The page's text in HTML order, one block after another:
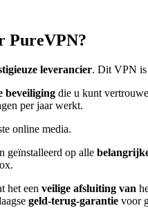
PureVPN?
leverancier. Dit VPN is
beveiliging die u kunt
per jaar werkt.
geïnstalleerd op alle
het een veilige afsluiting van
geld-terug-garantie voor